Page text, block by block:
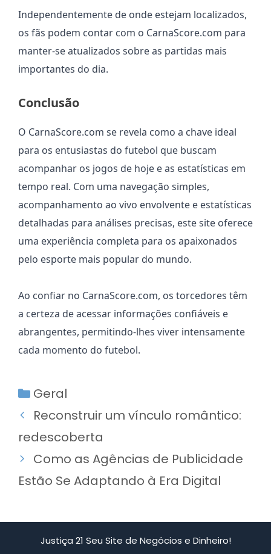
Independentemente de onde estejam localizados,
os fãs podem contar com o CarnaScore.com para
manter-se atualizados sobre as partidas mais
importantes do dia.
Conclusão
O CarnaScore.com se revela como a chave ideal
para os entusiastas do futebol que buscam
acompanhar os jogos de hoje e as estatísticas em
tempo real. Com uma navegação simples,
acompanhamento ao vivo envolvente e estatísticas
detalhadas para análises precisas, este site oferece
uma experiência completa para os apaixonados
pelo esporte mais popular do mundo.
Ao confiar no CarnaScore.com, os torcedores têm
a certeza de acessar informações confiáveis e
abrangentes, permitindo-lhes viver intensamente
cada momento do futebol.
Categorias
Geral
Reconstruir um vínculo romântico:
redescoberta
Como as Agências de Publicidade
Estão Se Adaptando à Era Digital
Justiça 21 Seu Site de Negócios e Dinheiro!